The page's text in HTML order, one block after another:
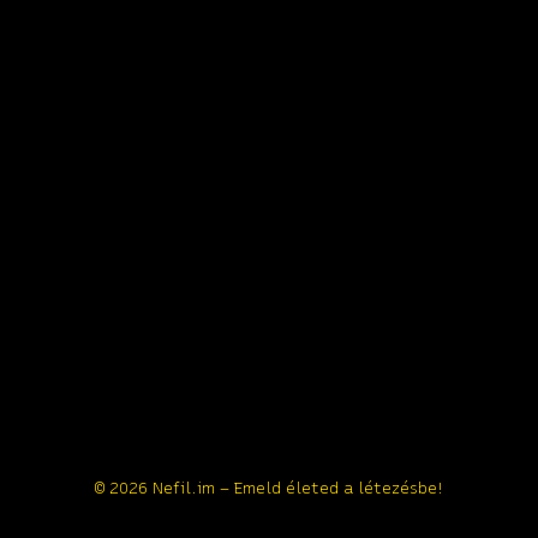
© 2026 Nefil.im – Emeld életed a létezésbe!